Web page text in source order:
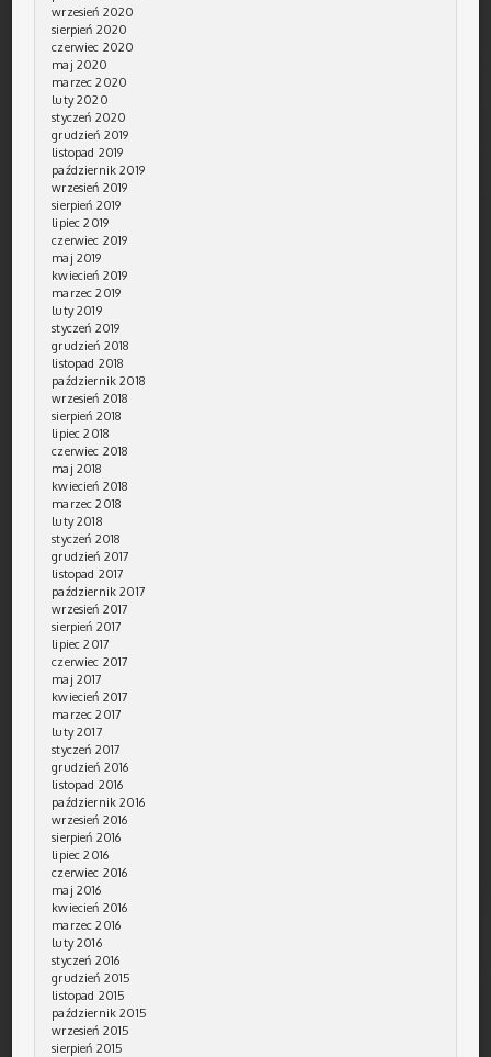
wrzesień 2020
sierpień 2020
czerwiec 2020
maj 2020
marzec 2020
luty 2020
styczeń 2020
grudzień 2019
listopad 2019
październik 2019
wrzesień 2019
sierpień 2019
lipiec 2019
czerwiec 2019
maj 2019
kwiecień 2019
marzec 2019
luty 2019
styczeń 2019
grudzień 2018
listopad 2018
październik 2018
wrzesień 2018
sierpień 2018
lipiec 2018
czerwiec 2018
maj 2018
kwiecień 2018
marzec 2018
luty 2018
styczeń 2018
grudzień 2017
listopad 2017
październik 2017
wrzesień 2017
sierpień 2017
lipiec 2017
czerwiec 2017
maj 2017
kwiecień 2017
marzec 2017
luty 2017
styczeń 2017
grudzień 2016
listopad 2016
październik 2016
wrzesień 2016
sierpień 2016
lipiec 2016
czerwiec 2016
maj 2016
kwiecień 2016
marzec 2016
luty 2016
styczeń 2016
grudzień 2015
listopad 2015
październik 2015
wrzesień 2015
sierpień 2015